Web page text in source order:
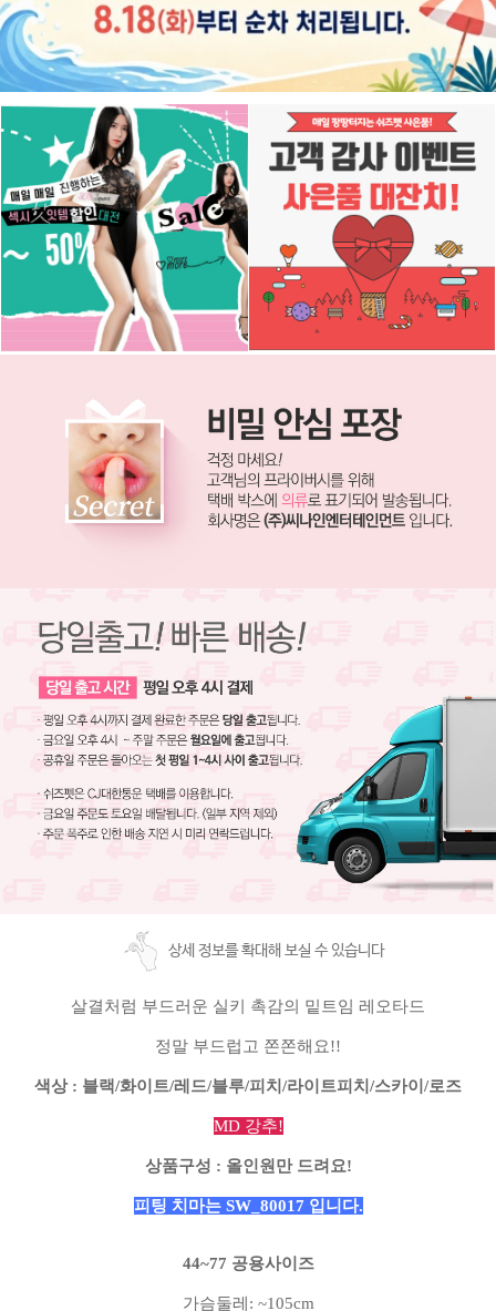
상세 정보를 확대해 보실 수 있습니다
살결처럼 부드러운 실키 촉감의 밑트임 레오타드
정말 부드럽고 쫀쫀해요!!
색상 : 블랙/화이트/레드/블루/피치/라이트피치/스카이/로즈
MD 강추!
상품구성 : 올인원만 드려요!
피팅 치마는 SW_80017 입니다.
44~77 공용사이즈
가슴둘레: ~105cm